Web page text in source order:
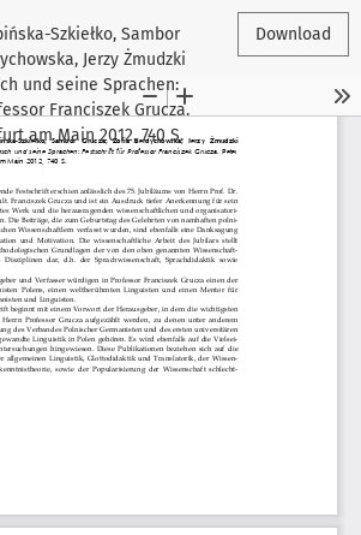
DetailsSzkiełko, Sambor
Jerzy Żmudzki
und seine Sprachen:
Franciszek Grucza.
am Main 2012, 740 S.
Download